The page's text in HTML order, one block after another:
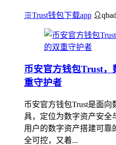
Trust钱包下载app
币安官方钱包Trust
重守护者
币安官方钱包Trust是面
具，定位为数字资产安全
用户的数字资产搭建可靠
全可控，又着...